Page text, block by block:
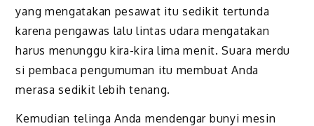
yang mengatakan pesawat itu sedikit tertunda
karena pengawas lalu lintas udara mengatakan
harus menunggu kira-kira lima menit. Suara merdu
si pembaca pengumuman itu membuat Anda
merasa sedikit lebih tenang.
Kemudian telinga Anda mendengar bunyi mesin